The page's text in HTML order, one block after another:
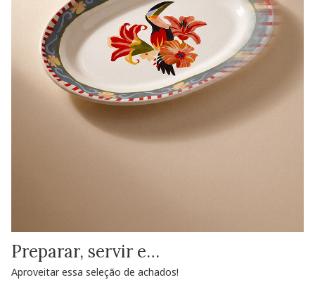
Preparar, servir e…
Aproveitar essa seleção de achados!